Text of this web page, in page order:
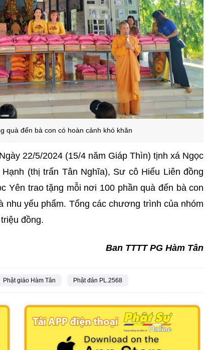
quà đến bà con có hoàn cảnh khó khăn
22/5/2024 (15/4 năm Giáp Thìn) tịnh xá Ngọc
(thị trấn Tân Nghĩa), Sư cô Hiếu Liên đồng
Yên trao tặng mỗi nơi 100 phần quà đến bà con
nhu yếu phẩm. Tổng các chương trình của nhóm
đồng.
Ban TTTT PG Hàm Tân
Phật giáo Hàm Tân Phật đản PL.2568